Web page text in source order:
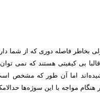
فاصله دوری که از شما
قالبا بی کیفیتی هستند که نمی
اما آن طور که مشخص
مواجه با این سوژه‌ها